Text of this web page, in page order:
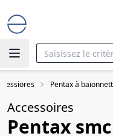
Pentax à
Accessoires
Pentax